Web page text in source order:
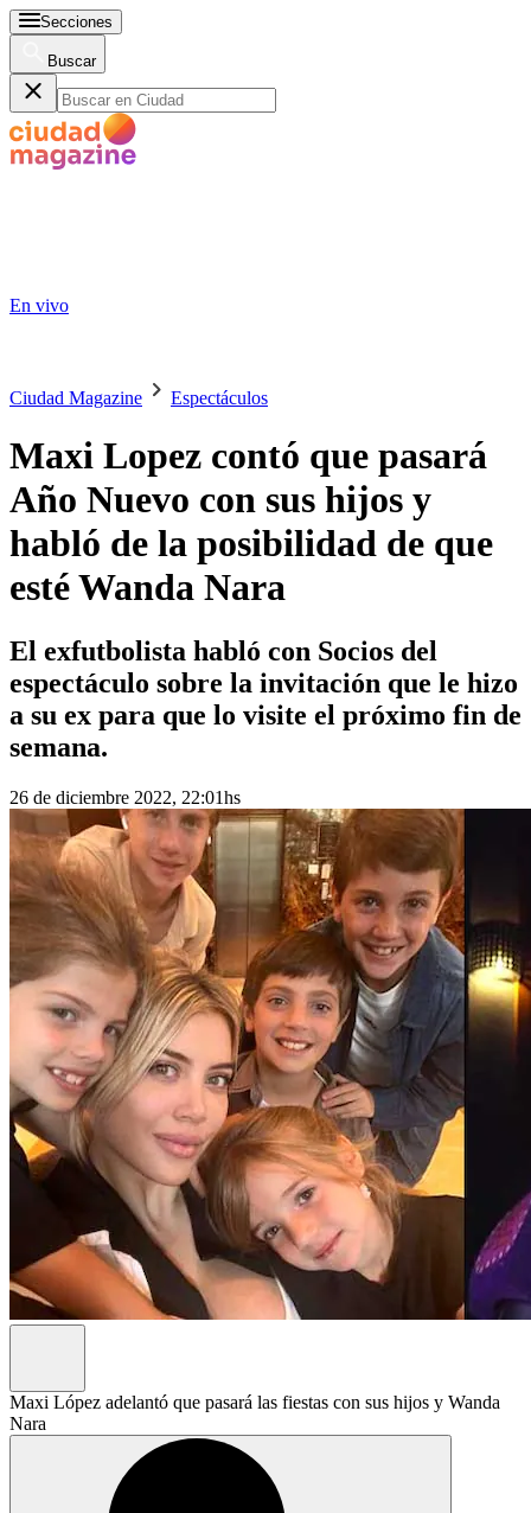
Secciones
Buscar
En vivo
Ciudad Magazine Espectáculos
Maxi Lopez contó que pasará
Año Nuevo con sus hijos y
habló de la posibilidad de que
esté Wanda Nara
El exfutbolista habló con Socios del
espectáculo sobre la invitación que le hizo
a su ex para que lo visite el próximo fin de
semana.
26 de diciembre 2022, 22:01hs
Maxi López adelantó que pasará las fiestas con sus hijos y Wanda
Nara